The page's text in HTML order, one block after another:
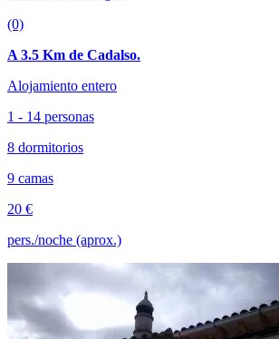
(0)
A 3.5 Km de Cadalso.
Alojamiento entero
1 - 14 personas
8 dormitorios
9 camas
20 €
pers./noche (aprox.)